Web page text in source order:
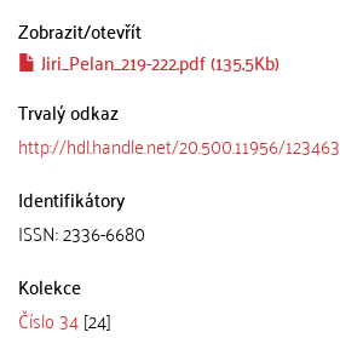
Zobrazit/otevřít
Jiri_Pelan_219-222.pdf (135.5Kb)
Trvalý odkaz
http://hdl.handle.net/20.500.11956/123463
Identifikátory
ISSN: 2336-6680
Kolekce
Číslo 34[24]